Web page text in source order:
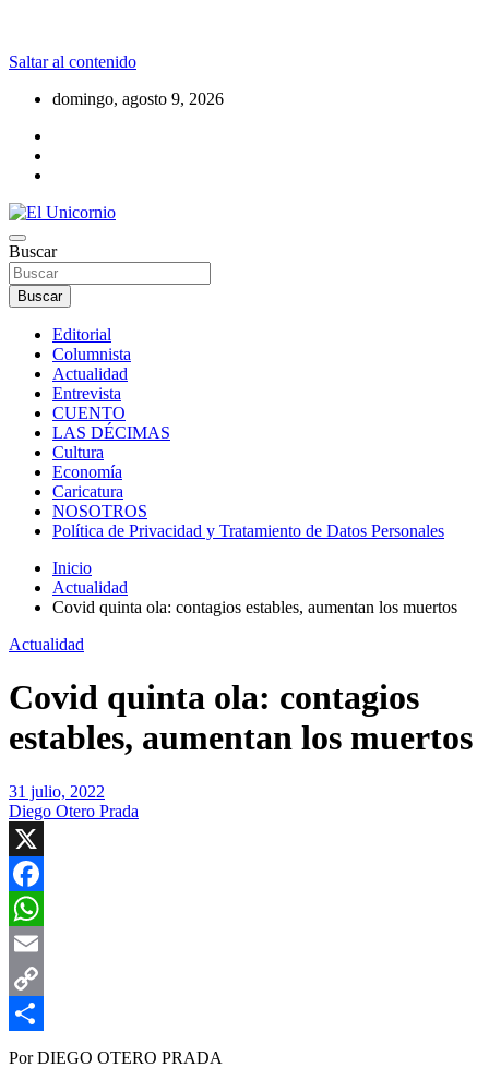
Saltar al contenido
domingo, agosto 9, 2026
El Unicornio
La realidad supera la fantasía
Buscar
Buscar
Editorial
Columnista
Actualidad
Entrevista
CUENTO
LAS DÉCIMAS
Cultura
Economía
Caricatura
NOSOTROS
Política de Privacidad y Tratamiento de Datos Personales
Inicio
Actualidad
Covid quinta ola: contagios estables, aumentan los muertos
Actualidad
Covid quinta ola: contagios
estables, aumentan los muertos
31 julio, 2022
Diego Otero Prada
X
Facebook
WhatsApp
Email
Copy
Link
Compartir
Por DIEGO OTERO PRADA